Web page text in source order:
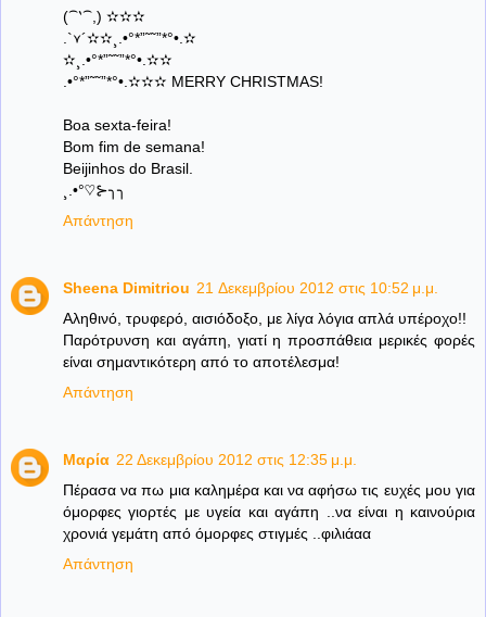
(⁀‵⁀,) ✫✫✫
.`⋎´✫✫¸.•°*”˜˜”*°•.✫
✫¸.•°*”˜˜”*°•.✫✫
.•°*”˜˜”*°•.✫✫✫ MERRY CHRISTMAS!
Boa sexta-feira!
Bom fim de semana!
Beijinhos do Brasil.
¸.•°♡⊱╮╮
Απάντηση
Sheena Dimitriou 21 Δεκεμβρίου 2012 στις 10:52 μ.μ.
Αληθινό, τρυφερό, αισιόδοξο, με λίγα λόγια απλά υπέροχο!!
Παρότρυνση και αγάπη, γιατί η προσπάθεια μερικές φορές
είναι σημαντικότερη από το αποτέλεσμα!
Απάντηση
Μαρία 22 Δεκεμβρίου 2012 στις 12:35 μ.μ.
Πέρασα να πω μια καλημέρα και να αφήσω τις ευχές μου για
όμορφες γιορτές με υγεία και αγάπη ..να είναι η καινούρια
χρονιά γεμάτη από όμορφες στιγμές ..φιλιάαα
Απάντηση